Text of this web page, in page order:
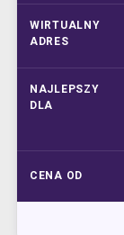
WIRTUALNY
ADRES
NAJLEPSZY
DLA
CENA OD